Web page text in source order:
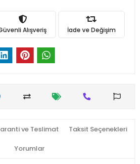
Alışveriş İade ve Değişim
ve Teslimat Taksit Seçenekleri
Yorumlar